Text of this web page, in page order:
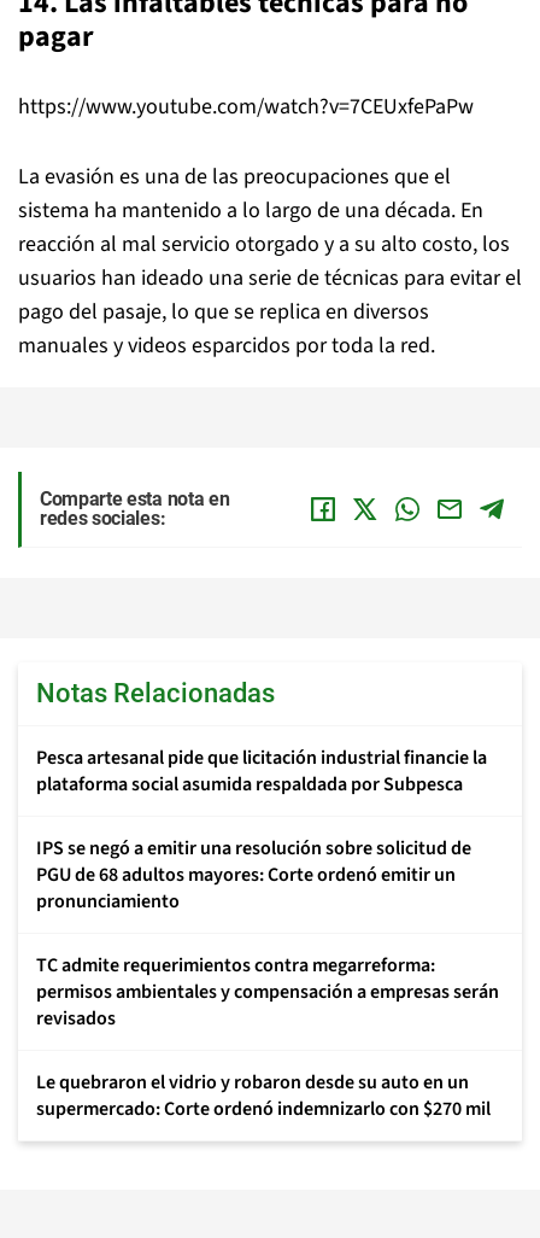
pagar
https://www.youtube.com/watch?v=7CEUxfePaPw
La evasión es una de las preocupaciones que el
sistema ha mantenido a lo largo de una década. En
reacción al mal servicio otorgado y a su alto costo, los
usuarios han ideado una serie de técnicas para evitar el
pago del pasaje, lo que se replica en diversos
manuales y videos esparcidos por toda la red.
Comparte esta nota en
redes sociales:
Notas Relacionadas
Pesca artesanal pide que licitación industrial financie la
plataforma social asumida respaldada por Subpesca
IPS se negó a emitir una resolución sobre solicitud de
PGU de 68 adultos mayores: Corte ordenó emitir un
pronunciamiento
TC admite requerimientos contra megarreforma:
permisos ambientales y compensación a empresas serán
revisados
Le quebraron el vidrio y robaron desde su auto en un
supermercado: Corte ordenó indemnizarlo con $270 mil